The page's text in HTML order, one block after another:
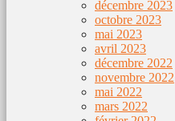
décembre 2023
octobre 2023
mai 2023
avril 2023
décembre 2022
novembre 2022
mai 2022
mars 2022